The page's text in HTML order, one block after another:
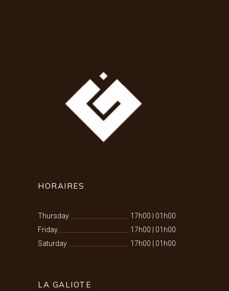
HORAIRES
Thursday 17h00
01h00
Friday
17h00
01h00
Saturday
17h00 01h00
LA GALIOTE